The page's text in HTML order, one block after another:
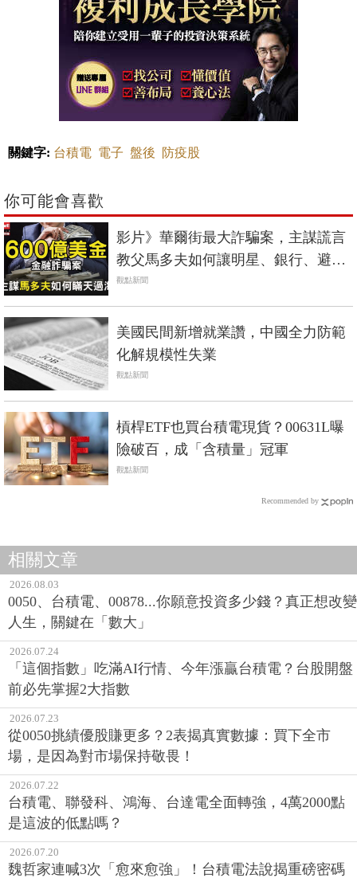
關鍵字: 台積電 電子 盤後 防疫股
你可能會喜歡
影片》華爾街最大詐騙案，主謀謊言
教父馬多夫如何讓明星、銀行、避險
基金都信他？
觀點新聞
美國民間新增就業讚，中國全力防範
化解規模性失業
觀點新聞
槓桿ETF也買台積電現貨？00631L曝
險破百，成「含積量」冠軍
觀點新聞
Recommended by
相關文章
2026.08.03
0050、台積電、00878...你願意投資多少錢？真正想改變
人生，關鍵在「數大」
2026.07.24
「這個指數」吃滿AI行情、今年漲贏台積電？台股開盤
前必先掌握2大指數
2026.07.23
從0050挑績優股賺更多？2表揭真實數據：買下全市
場，是因為對市場保持敬畏！
2026.07.22
台積電、聯發科、鴻海、台達電全面轉強，4萬2000點
是這波的低點嗎？
2026.07.20
魏哲家連喊3次「愈來愈強」！台積電法說揭重磅密碼